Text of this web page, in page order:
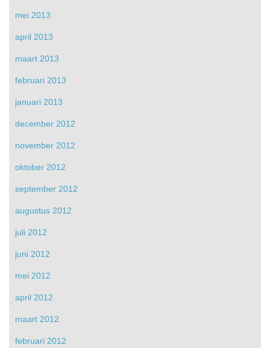
mei 2013
april 2013
maart 2013
februari 2013
januari 2013
december 2012
november 2012
oktober 2012
september 2012
augustus 2012
juli 2012
juni 2012
mei 2012
april 2012
maart 2012
februari 2012